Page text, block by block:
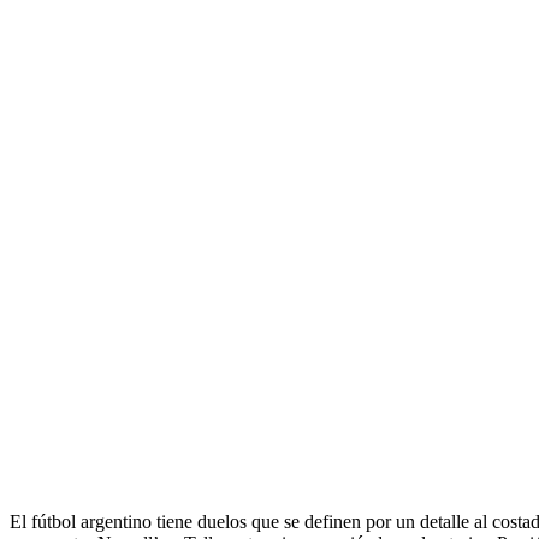
El fútbol argentino tiene duelos que se definen por un detalle al